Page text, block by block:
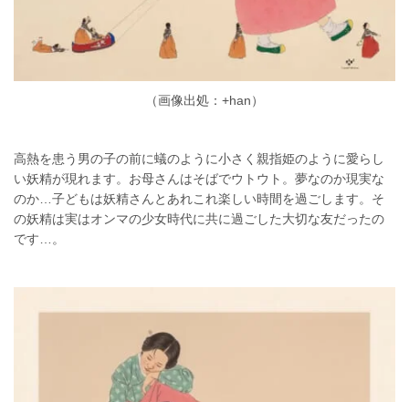
（画像出処：+han）
高熱を患う男の子の前に蟻のように小さく親指姫のように愛らし
い妖精が現れます。お母さんはそばでウトウト。夢なのか現実な
のか…子どもは妖精さんとあれこれ楽しい時間を過ごします。そ
の妖精は実はオンマの少女時代に共に過ごした大切な友だったの
です…。